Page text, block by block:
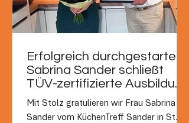
Erfolgreich durchgestartet:
Sabrina Sander schließt
TÜV-zertifizierte Ausbildung
zur Küchenfachverkäuferin
mit Auszeichnung ab!
Mit Stolz gratulieren wir Frau Sabrina
Sander vom KüchenTreff Sander in St.